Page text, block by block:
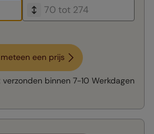
meteen een prijs
verzonden binnen 7-10 Werkdagen